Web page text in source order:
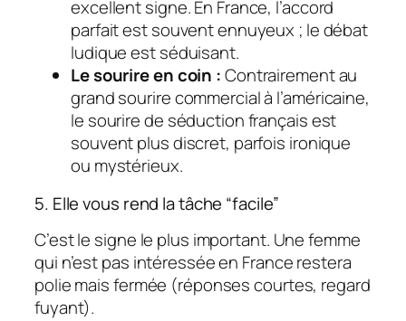
excellent signe. En France, l’accord
parfait est souvent ennuyeux ; le débat
ludique est séduisant.
Le sourire en coin :Contrairement au
grand sourire commercial à l’américaine,
le sourire de séduction français est
souvent plus discret, parfois ironique
ou mystérieux.
5. Elle vous rend la tâche “facile”
C’est le signe le plus important. Une femme
qui n’est pas intéressée en France restera
polie mais fermée (réponses courtes, regard
fuyant).